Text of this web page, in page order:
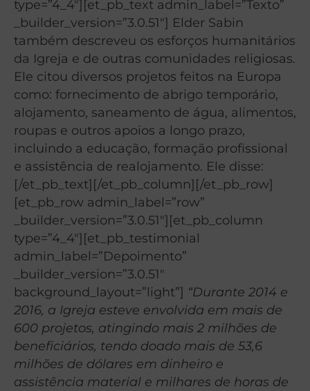
type=”4_4″][et_pb_text admin_label=”Texto”
_builder_version=”3.0.51″] Elder Sabin
também descreveu os esforços humanitários
da Igreja e de outras comunidades religiosas.
Ele citou diversos projetos feitos na Europa
como: fornecimento de abrigo temporário,
alojamento, saneamento de água, alimentos,
roupas e outros apoios a longo prazo,
incluindo a educação, formação profissional
e assistência de realojamento. Ele disse:
[/et_pb_text][/et_pb_column][/et_pb_row]
[et_pb_row admin_label=”row”
_builder_version=”3.0.51″][et_pb_column
type=”4_4″][et_pb_testimonial
admin_label=”Depoimento”
_builder_version=”3.0.51″
background_layout=”light”] “Durante 2014 e
2016, a Igreja esteve envolvida em mais de
600 projetos, atingindo mais 2 milhões de
beneficiários, tendo doado mais de 53,6
milhões de dólares em dinheiro e
assistência material e milhares de horas de